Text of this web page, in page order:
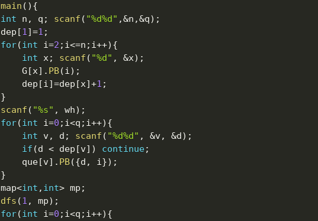
main ( ) {
int n , q ; scanf ( "%d%d" ,&n ,&q) ;
	dep
[1]=1 ;
for(int i=2 ; i<=n ; i++) {
int x; scanf ( "%d" , &x) ;
		G
[x] . PB(i) ;
		dep
[i]=dep [x]+1 ;
}
scanf ( "%s" , wh) ;
for(int i=0 ; i<q ; i++) {
int v, d ; scanf ( "%d%d" , &v, &d) ;
if (d < dep [v] ) continue;
		que
[v] . PB({d , i}) ;
}
	map
<int , int> mp ;
dfs (1 , mp) ;
for(int i=0 ; i<q ; i++) {